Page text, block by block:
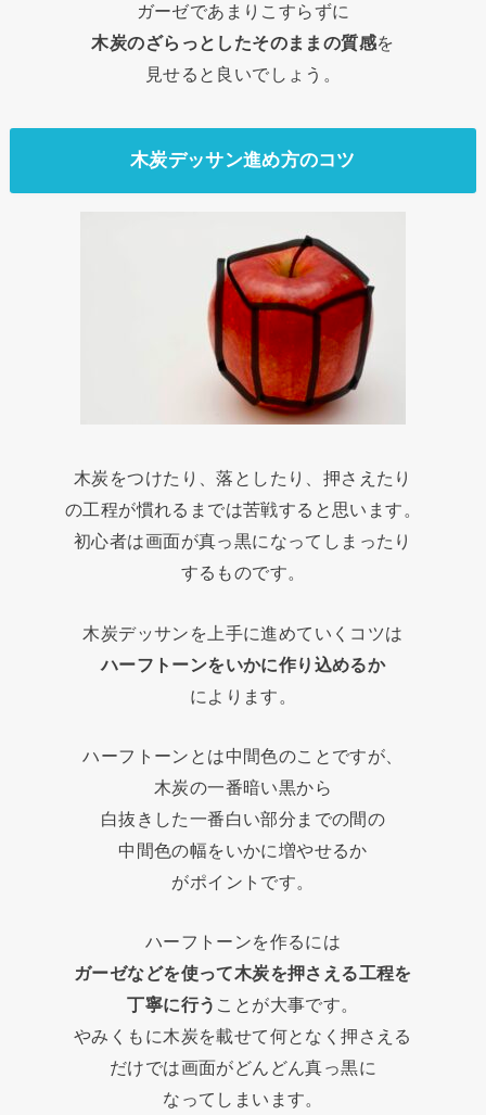
ガーゼであまりこすらずに
木炭のざらっとしたそのままの質感を
見せると良いでしょう。
木炭デッサン進め方のコツ
木炭をつけたり、落としたり、押さえたり
の工程が慣れるまでは苦戦すると思います。
初心者は画面が真っ黒になってしまったり
するものです。
木炭デッサンを上手に進めていくコツは
ハーフトーンをいかに作り込めるか
によります。
ハーフトーンとは中間色のことですが、
木炭の一番暗い黒から
白抜きした一番白い部分までの間の
中間色の幅をいかに増やせるか
がポイントです。
ハーフトーンを作るには
ガーゼなどを使って木炭を押さえる工程を
丁寧に行う ことが大事です。
やみくもに木炭を載せて何となく押さえる
だけでは画面がどんどん真っ黒に
なってしまいます。